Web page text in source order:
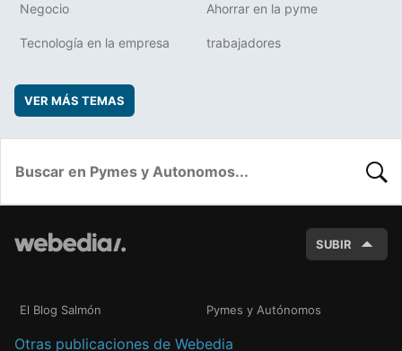
Negocio Ahorrar en la pyme
Tecnología en la empresa trabajadores
VER MÁS TEMAS
SUBIR
El Blog Salmón Pymes y Autónomos
Otras publicaciones de Webedia